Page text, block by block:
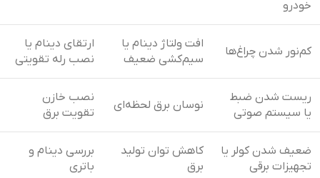
خودرو
کم‌نور شدن چراغ‌ها
افت ولتاژ دینام یا
سیم‌کشی ضعیف
ارتقای دینام یا
نصب رله تقویتی
ریست شدن ضبط
یا سیستم صوتی
نوسان برق لحظه‌ای
نصب خازن
تقویت برق
ضعیف شدن کولر یا
تجهیزات برقی
کاهش توان تولید
برق
بررسی دینام و
باتری